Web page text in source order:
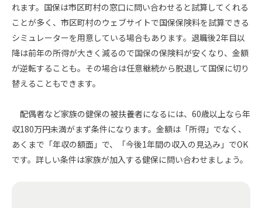
れます。国保は市区町村の窓口に問い合わせると試算してくれる
ことが多く、市区町村のウェブサイトで国保保険料を試算できる
シミュレーターを用意している場合もあります。退職後2年目以
降は前年の所得が大きく減るので国保の保険料が安くなり、金額
が逆転することも。その場合は任意継続から脱退して国保に切り
替えることもできます。
配偶者など家族の健保の被扶養者になるには、60歳以上なら年
収180万円未満がまず条件になります。金額は「所得」でなく、
あくまで「年収の額面」で、「今後1年間の収入の見込み」でOK
です。詳しい条件は家族が加入する健保に問い合わせましょう。